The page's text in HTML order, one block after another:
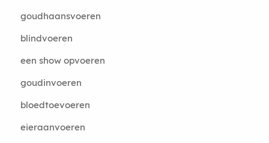
goudhaansvoeren
blindvoeren
een show opvoeren
goudinvoeren
bloedtoevoeren
eieraanvoeren